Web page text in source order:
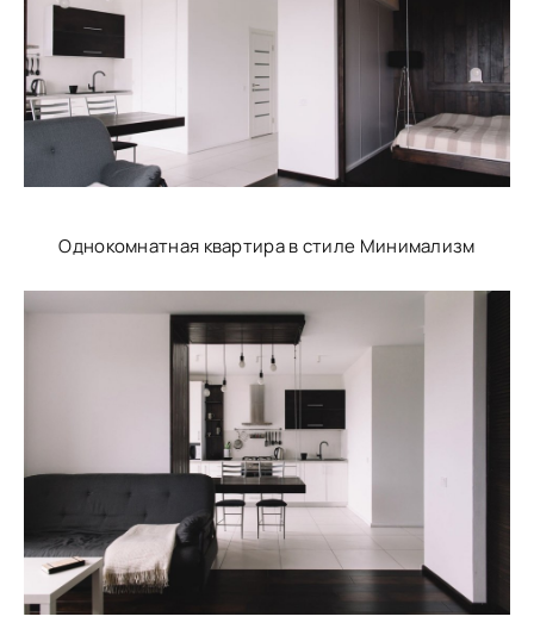
Однокомнатная квартира в стиле Минимализм